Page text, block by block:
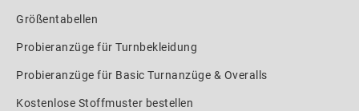
Größentabellen
Probieranzüge für Turnbekleidung
Probieranzüge für Basic Turnanzüge & Overalls
Kostenlose Stoffmuster bestellen